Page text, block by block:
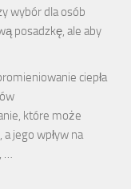
wybór dla osób
posadzkę, ale aby
ciepła
które może
jego wpływ na
…